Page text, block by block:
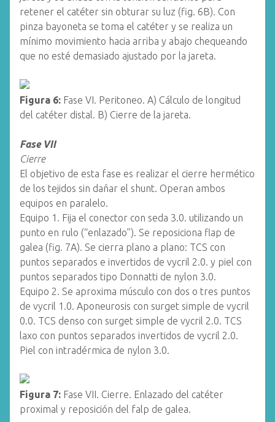
retener el catéter sin obturar su luz (fig. 6B). Con
pinza bayoneta se toma el catéter y se realiza un
mínimo movimiento hacia arriba y abajo chequeando
que no esté demasiado ajustado por la jareta.
Figura 6: Fase VI. Peritoneo. A) Cálculo de longitud
del catéter distal. B) Cierre de la jareta.
Fase VII
Cierre
El objetivo de esta fase es realizar el cierre hermético
de los tejidos sin dañar el shunt. Operan ambos
equipos en paralelo.
Equipo 1. Fija el conector con seda 3.0. utilizando un
punto en rulo (“enlazado”). Se reposiciona flap de
galea (fig. 7A). Se cierra plano a plano: TCS con
puntos separados e invertidos de vycril 2.0. y piel con
puntos separados tipo Donnatti de nylon 3.0.
Equipo 2. Se aproxima músculo con dos o tres puntos
de vycril 1.0. Aponeurosis con surget simple de vycril
0.0. TCS denso con surget simple de vycril 2.0. TCS
laxo con puntos separados invertidos de vycril 2.0.
Piel con intradérmica de nylon 3.0.
Figura 7: Fase VII. Cierre. Enlazado del catéter
proximal y reposición del falp de galea.